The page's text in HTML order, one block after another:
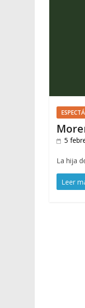
5
La hija
Leer